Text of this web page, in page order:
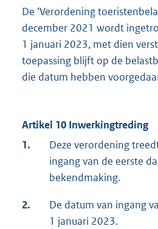
De ‘Verordening
december 2021 wordt
1 januari 2023, met dien
toepassing blijft op de
die datum hebben
Artikel 10 Inwerkingtreding
1.
Deze verordening
ingang van de eerste
bekendmaking.
2.
De datum van ingang
1 januari 2023.